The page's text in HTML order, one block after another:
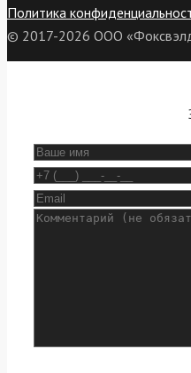
Политика
© 2017-2026 ООО